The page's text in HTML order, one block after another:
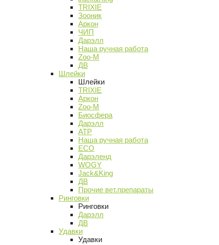
TRIXIE
Зооник
Аркон
ЧИП
Дарэлл
Наша ручная работа
Zoo-M
ДВ
Шлейки
Шлейки
TRIXIE
Аркон
Zoo-M
Биосфера
Дарэлл
АТР
Наша ручная работа
ECO
Дарэленд
WOGY
Jack&King
ДВ
Прочие вет.препараты
Ринговки
Ринговки
Дарэлл
ДВ
Удавки
Удавки